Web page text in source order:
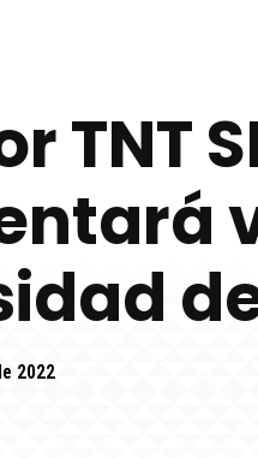
2022